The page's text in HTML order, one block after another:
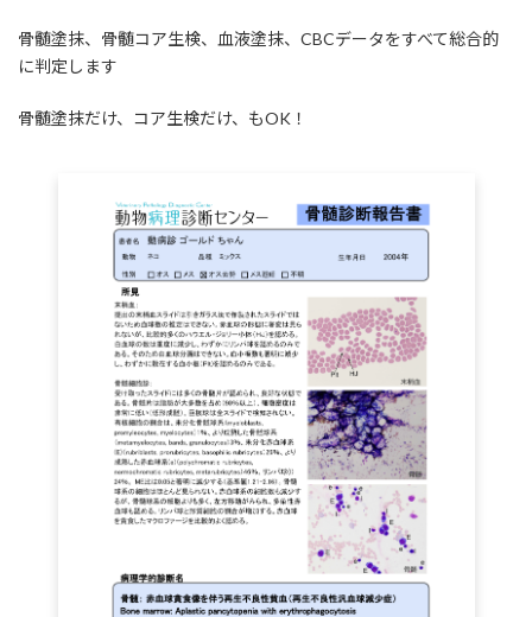
骨髄塗抹、骨髄コア生検、血液塗抹、CBCデータをすべて総合的
に判定します
骨髄塗抹だけ、コア生検だけ、もOK！